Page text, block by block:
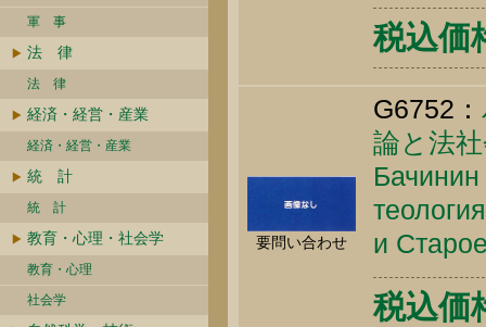
軍 事
法 律
法 律
経済・経営・産業
経済・経営・産業
統 計
統 計
教育・心理・社会学
教育・心理
社会学
税込価
要問い合わせ
G6752：
論と法
и
税込価